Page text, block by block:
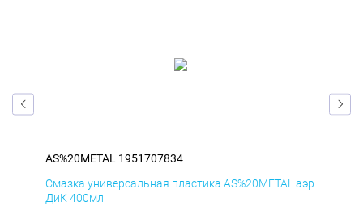
AS%20METAL 1951707834
Смазка универсальная пластика AS%20METAL аэр
ДиК 400мл